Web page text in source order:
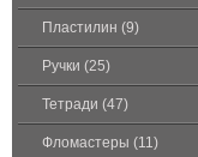
Пластилин (9)
Ручки (25)
Тетради (47)
Фломастеры (11)